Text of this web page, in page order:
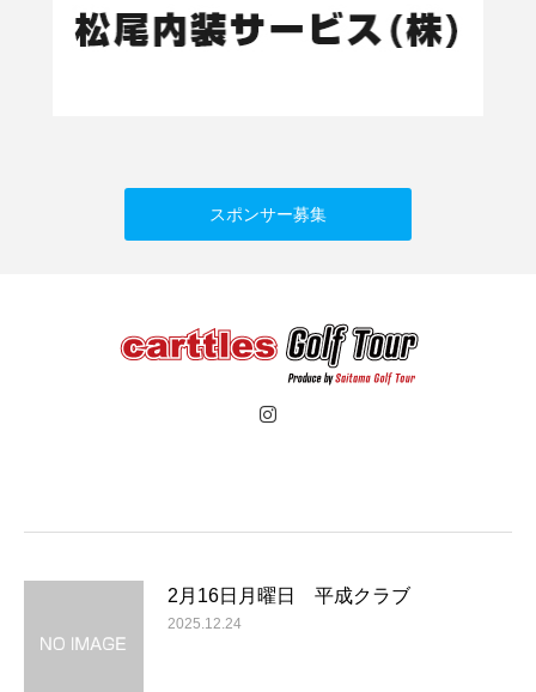
スポンサー募集
2月16日月曜日 平成クラブ
2025.12.24